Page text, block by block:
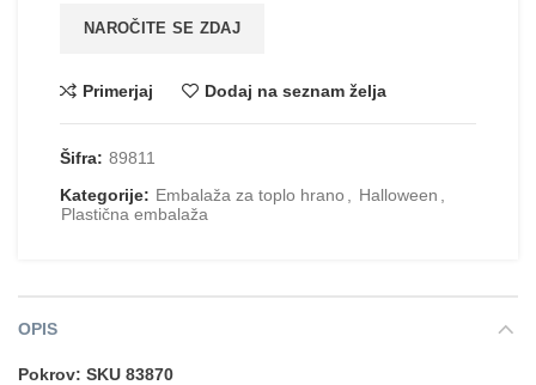
NAROČITE SE ZDAJ
Primerjaj Dodaj na seznam želja
Šifra: 89811
Kategorije: Embalaža za toplo hrano Halloween
Plastična embalaža
OPIS
Pokrov: SKU 83870